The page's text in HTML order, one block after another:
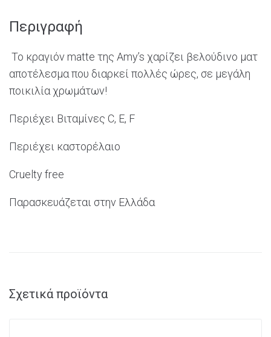
Περιγραφή
Το κραγιόν matte της Amy’s χαρίζει βελούδινο ματ
αποτέλεσμα που διαρκεί πολλές ώρες, σε μεγάλη
ποικιλία χρωμάτων!
Περιέχει Βιταμίνες C, E, F
Περιέχει καστορέλαιο
Crueltyfree
Παρασκευάζεται στην Ελλάδα
Σχετικά προϊόντα